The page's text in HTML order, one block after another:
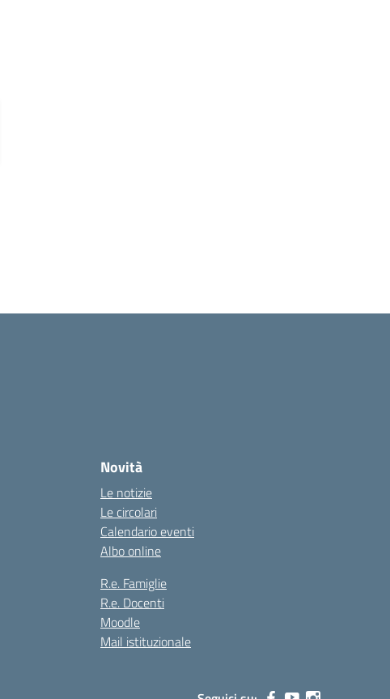
Novità
Le notizie
Le circolari
Calendario eventi
Albo online
R.e. Famiglie
R.e. Docenti
Moodle
Mail istituzionale